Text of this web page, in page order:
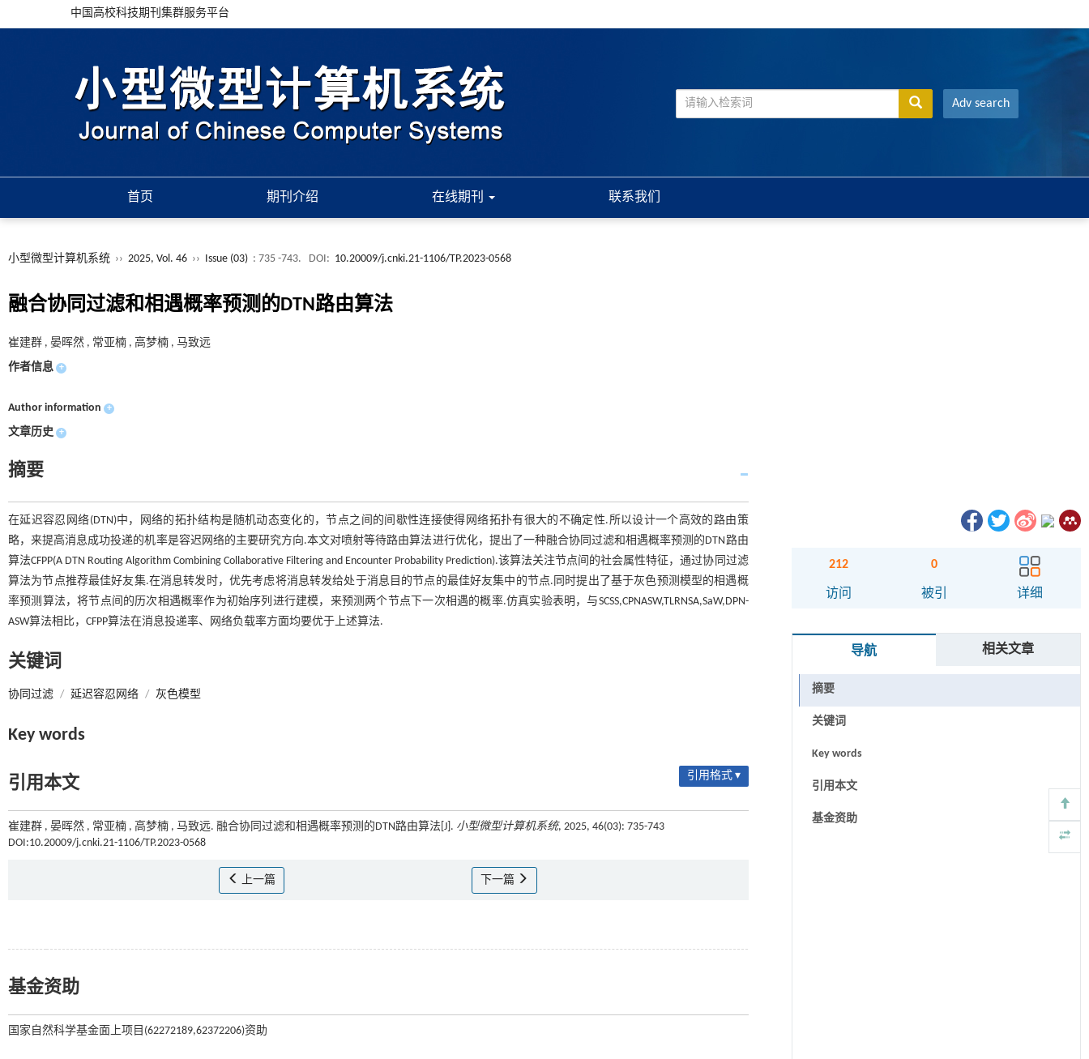
中国高校科技期刊集群服务平台
Adv search
首页 期刊介绍 在线期刊 联系我们
小型微型计算机系统 ›› 2025, Vol. 46 ›› Issue (03) : 735 -743. DOI: 10.20009/j.cnki.21-1106/TP.2023-0568
融合协同过滤和相遇概率预测的DTN路由算法
崔建群 , 晏晖然 , 常亚楠 , 高梦楠 , 马致远
作者信息 +
Author information +
文章历史 +
摘要
在延迟容忍网络(DTN)中，网络的拓扑结构是随机动态变化的，节点之间的间歇性连接使得网络拓扑有很大的不确定性.所以设计一个高效的路由策
略，来提高消息成功投递的机率是容迟网络的主要研究方向.本文对喷射等待路由算法进行优化，提出了一种融合协同过滤和相遇概率预测的DTN路由
算法CFPP(A DTN Routing Algorithm Combining Collaborative Filtering and Encounter Probability Prediction).该算法关注节点间的社会属性特征，通过协同过滤
算法为节点推荐最佳好友集.在消息转发时，优先考虑将消息转发给处于消息目的节点的最佳好友集中的节点.同时提出了基于灰色预测模型的相遇概
率预测算法，将节点间的历次相遇概率作为初始序列进行建模，来预测两个节点下一次相遇的概率.仿真实验表明，与SCSS,CPNASW,TLRNSA,SaW,DPN-
ASW算法相比，CFPP算法在消息投递率、网络负载率方面均要优于上述算法.
关键词
协同过滤 / 延迟容忍网络 / 灰色模型
Key words
引用本文 引用格式 ▾
崔建群 , 晏晖然 , 常亚楠 , 高梦楠 , 马致远. 融合协同过滤和相遇概率预测的DTN路由算法[J]. 小型微型计算机系统, 2025, 46(03): 735-743
DOI:10.20009/j.cnki.21-1106/TP.2023-0568
上一篇 下一篇
基金资助
国家自然科学基金面上项目(62272189,62372206)资助
212
访问
0
被引 详细
导航 相关文章
摘要
关键词
Key words
引用本文
基金资助